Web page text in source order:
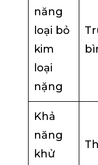
năng
loại bỏ
kim
loại
nặng
Khả
năng
khử